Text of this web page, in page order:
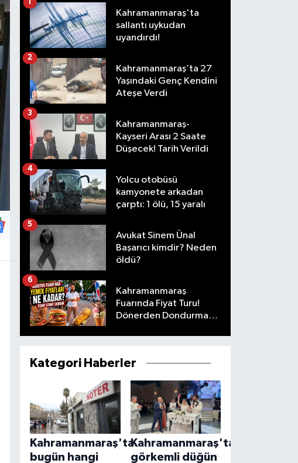
Kahramanmaraş'ta
sallantı uykudan
uyandırdı!
1
Kahramanmaraş’ta 27
Yaşındaki Genç Kendini
Ateşe Verdi
2
Kahramanmaraş-
Kayseri Arası 2 Saate
Düşecek! Tarih Verildi
3
Yolcu otobüsü
kamyonete arkadan
çarptı: 1 ölü, 15 yaralı
4
Avukat Sinem Ünal
Başarıcı kimdir? Neden
öldü?
5
Kahramanmaraş
Fuarında Fiyat Turu!
Dönerden Dondurmaya
6
Kategori Haberler
Kahramanmaraş'ta
bugün hangi
Kahramanmaraş'ta
görkemli düğün